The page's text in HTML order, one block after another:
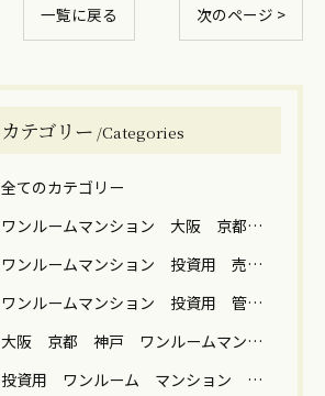
一覧に戻る 次のページ >
カテゴリー Categories
全てのカテゴリー
ワンルームマンション 大阪 京都 神戸 売却 築年数 高額
ワンルームマンション 投資用 売却 譲渡税
ワンルームマンション 投資用 管理 運用 売却 税金 関西 関東
大阪 京都 神戸 ワンルームマンション 売却
投資用 ワンルーム マンション 男性 女性 運用目的 売却 大阪 京都 神戸 東京 横浜 川崎 名古屋 福岡